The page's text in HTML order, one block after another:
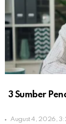
3 Sumber
August 4, 2026,